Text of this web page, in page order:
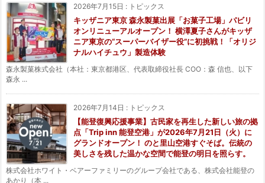
2026年7月15日 : トピックス
キッザニア東京 森永製菓出展「お菓子工場」パビリ
オンリニューアルオープン！ 横澤夏子さんがキッザ
ニア東京の“スーパーバイザー役”に初挑戦！「オリジ
ナルハイチュウ」製造体験
森永製菓株式会社（本社：東京都港区、代表取締役社長 COO：森 信也、以下
森永 ...
2026年7月14日 : トピックス
【能登復興応援事業】古民家を再生した新しい旅の拠
点「Trip inn 能登空港」が2026年7月21日（火）に
グランドオープン！ のと里山空港すぐそば。伝統の
美しさを残した温かな空間で能登の明日を照らす。
株式会社ホワイト・ベアーファミリーのグループ会社である、株式会社能登の
あかり（本 ...